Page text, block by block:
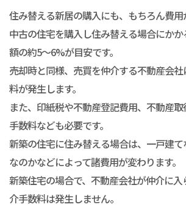
住み替える新居の購入にも、もちろん費用
中古の住宅を購入し住み替える場合にか
額の約5～6%が目安です。
売却時と同様、売買を仲介する不動産会
料が発生します。
また、印紙税や不動産登記費用、不動産
手数料なども必要です。
新築の住宅に住み替える場合は、一戸建
なのかなどによって諸費用が変わります。
新築住宅の場合で、不動産会社が仲介に
介手数料は発生しません。